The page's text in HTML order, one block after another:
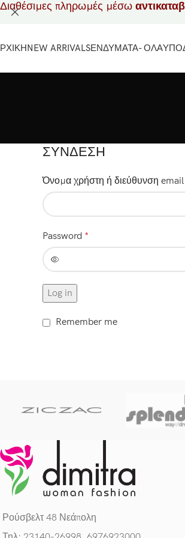
NEW ARRIVALSΕΝΔΥΜΑΤΑ- ΟΛΑ
ΣΎΝΔΕΣΗ
Όνομα χρήστη ή διεύθυνση email
Password *
Log in
Remember me
Ρούσβελτ 48 Νεάπολη
Διαθέσιμες πληρωμές μέσω